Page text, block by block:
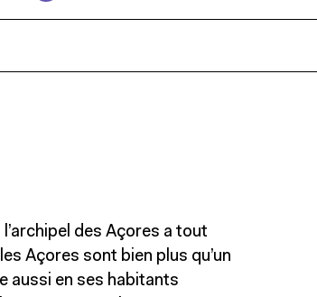
des Açores a tout
Açores sont bien plus qu’un
aussi en ses habitants